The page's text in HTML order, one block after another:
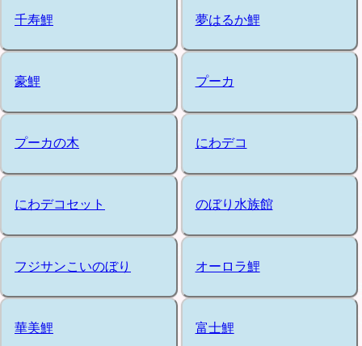
千寿鯉 夢はるか鯉
豪鯉 プーカ
プーカの木 にわデコ
にわデコセット のぼり水族館
フジサンこいのぼり オーロラ鯉
華美鯉 富士鯉